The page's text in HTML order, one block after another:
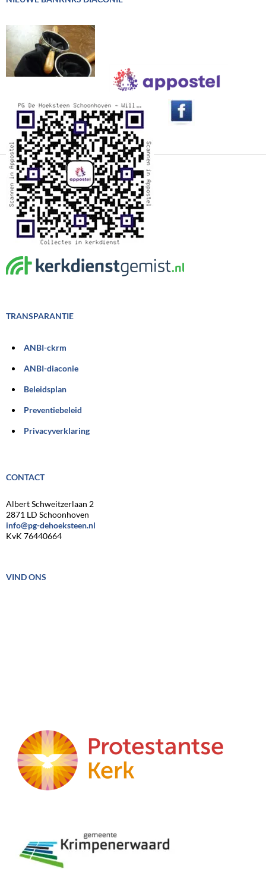
TRANSPARANTIE
ANBI-ckrm
ANBI-diaconie
Beleidsplan
Preventiebeleid
Privacyverklaring
CONTACT
Albert Schweitzerlaan 2
2871 LD Schoonhoven
info@pg-dehoeksteen.nl
KvK 76440664
VIND ONS